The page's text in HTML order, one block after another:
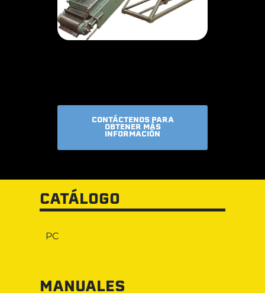
CONTÁCTENOS PARA
OBTENER MÁS
INFORMACIÓN
CATÁLOGO
PC
MANUALES